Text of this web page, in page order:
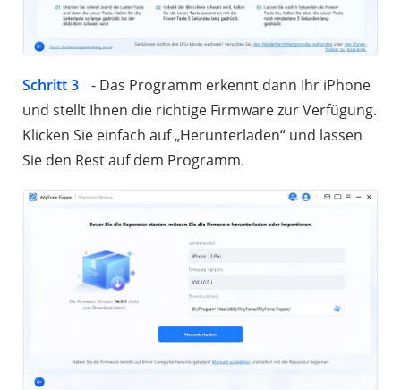
Schritt 3
- Das Programm erkennt dann Ihr iPhone
und stellt Ihnen die richtige Firmware zur Verfügung.
Klicken Sie einfach auf „Herunterladen“ und lassen
Sie den Rest auf dem Programm.